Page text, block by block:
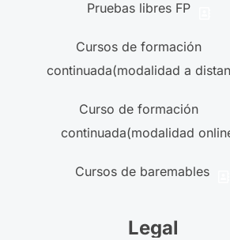
Pruebas libres FP
Cursos de formación
continuada(modalidad a
Curso de formación
continuada(modalidad
Cursos de baremables
Legal